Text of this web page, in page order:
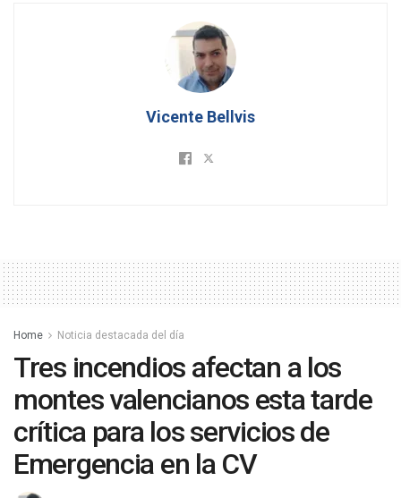
Vicente Bellvis
Home Noticia destacada del día
Tres incendios afectan a los
montes valencianos esta tarde
crítica para los servicios de
Emergencia en la CV